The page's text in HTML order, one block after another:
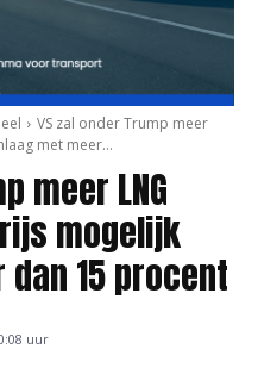
VS zal onder Trump meer
met meer...
meer LNG
mogelijk
15 procent
uur